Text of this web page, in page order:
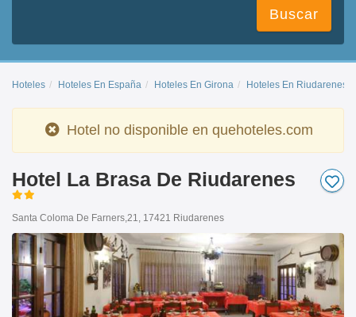
Buscar
Hoteles Hoteles En España Hoteles En Girona Hoteles En Riudarenes
Hotel no disponible en quehoteles.com
Hotel La Brasa De Riudarenes
Santa Coloma De Farners,21, 17421 Riudarenes